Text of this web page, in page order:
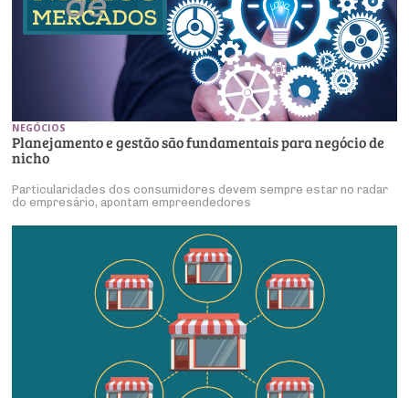
NEGÓCIOS
Planejamento e gestão são fundamentais para negócio de
nicho
Particularidades dos consumidores devem sempre estar no radar
do empresário, apontam empreendedores